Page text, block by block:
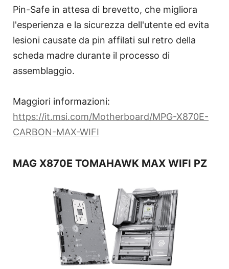
Pin-Safe in attesa di brevetto, che migliora
l'esperienza e la sicurezza dell'utente ed evita
lesioni causate da pin affilati sul retro della
scheda madre durante il processo di
assemblaggio.
Maggiori informazioni:
https://it.msi.com/Motherboard/MPG-X870E-
CARBON-MAX-WIFI
MAG X870E TOMAHAWK MAX WIFI PZ